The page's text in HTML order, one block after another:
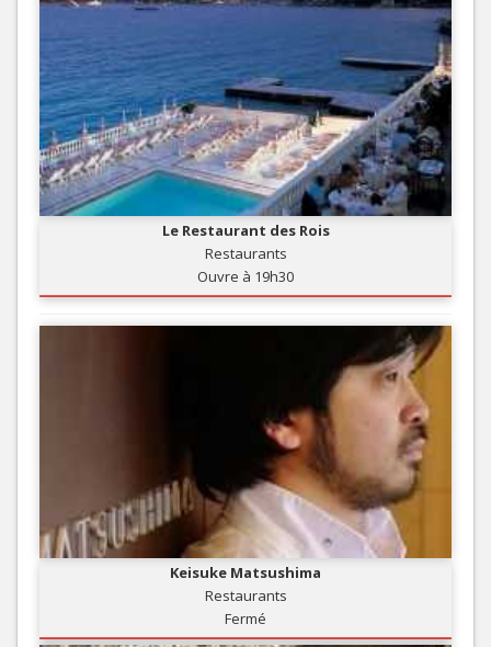
Le Restaurant des Rois
Restaurants
Ouvre à 19h30
Keisuke Matsushima
Restaurants
Fermé